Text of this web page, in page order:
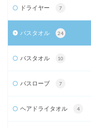
ドライヤー 7
バスタオル 24
バスタオル 10
バスローブ 7
ヘアドライタオル 4